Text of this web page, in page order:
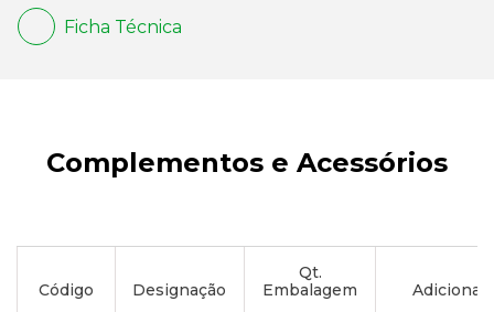
Ficha Técnica
Complementos e Acessórios
Código Designação
Qt.
Embalagem
Adicionar